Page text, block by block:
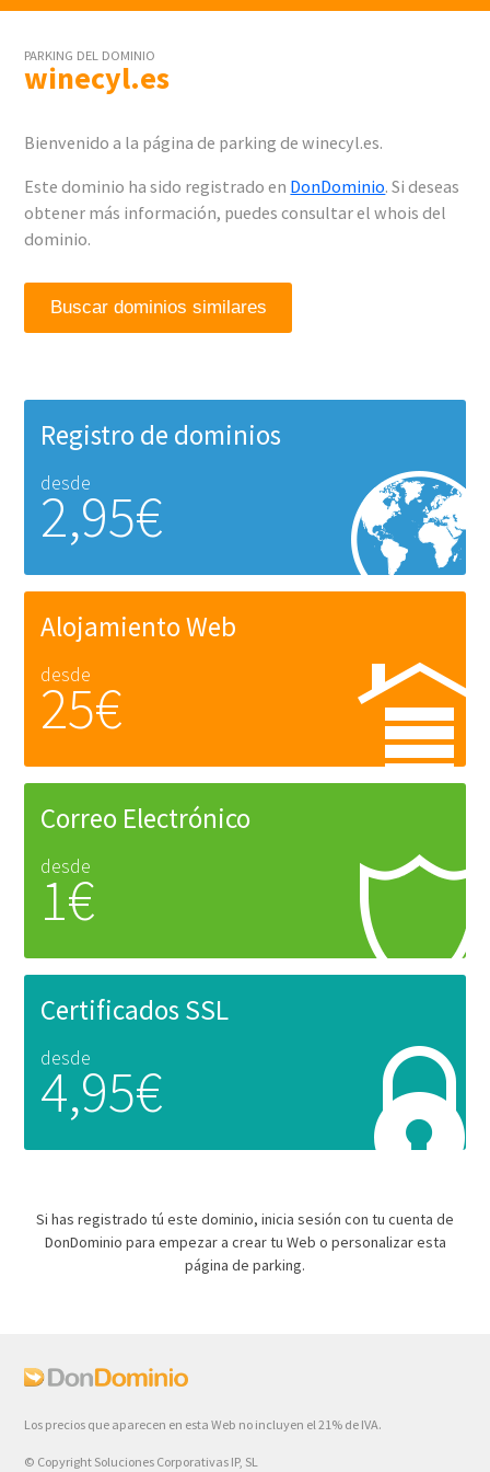
PARKING DEL DOMINIO
winecyl.es
Bienvenido a la página de parking de winecyl.es.
Este dominio ha sido registrado en DonDominio. Si deseas
obtener más información, puedes consultar el whois del
dominio.
Buscar dominios similares
Registro de dominios
desde
2,95€
Alojamiento Web
desde
25€
Correo Electrónico
desde
1€
Certificados SSL
desde
4,95€
Si has registrado tú este dominio, inicia sesión con tu cuenta de
DonDominio para empezar a crear tu Web o personalizar esta
página de parking.
Los precios que aparecen en esta Web no incluyen el 21% de IVA.
© Copyright Soluciones Corporativas IP, SL